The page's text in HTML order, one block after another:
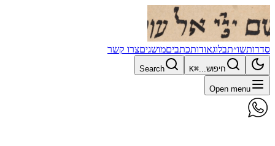
סדרותשו״תבלוגאודותכתביםמושגיםצרו קשר
חיפוש...⌘K
Search
Open menu